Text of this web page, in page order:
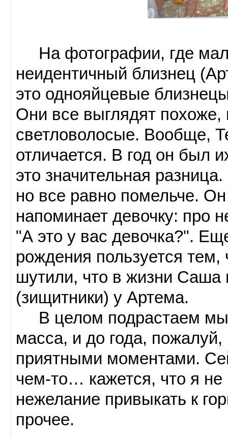
На фотографии, где
неидентичный близнец
это однояйцевые
Они все выглядят похоже,
светловолосые. Вообще,
отличается. В год он был
это значительная
но все равно помельче.
напоминает девочку: про
"А это у вас девочка?".
рождения пользуется
шутили, что в жизни Саша
(зищитники) у Артема.
В целом подрастаем мы
масса, и до года,
приятными моментами.
чем-то… кажется, что я
нежелание привыкать к
прочее.